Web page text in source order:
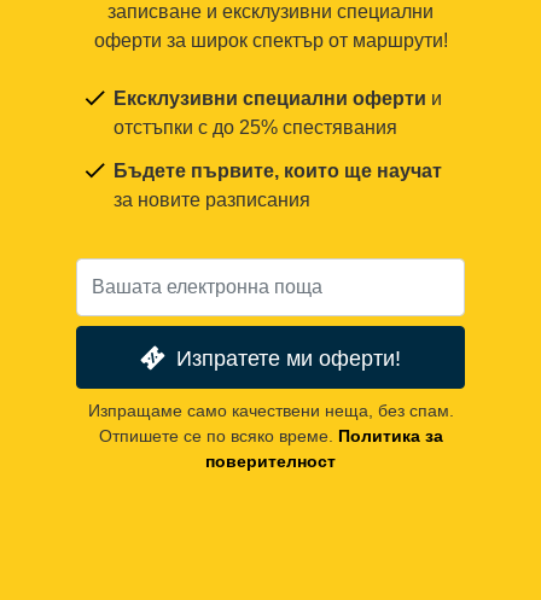
записване и ексклузивни специални
оферти за широк спектър от маршрути!
Ексклузивни специални оферти и
отстъпки с до 25% спестявания
Бъдете първите, които ще научат
за новите разписания
Изпратете ми оферти!
Изпращаме само качествени неща, без спам.
Отпишете се по всяко време. Политика за
поверителност